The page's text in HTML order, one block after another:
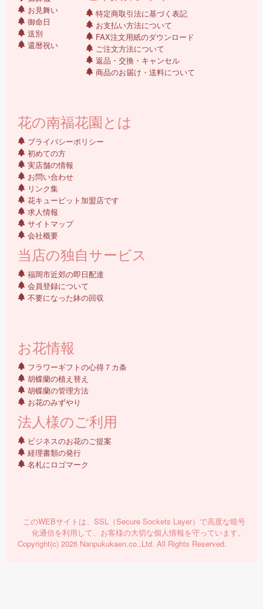
お見舞い
御命日
送別
還暦祝い
特定商取引法に基づく表記
お支払い方法について
FAX注文用紙のダウンロード
ご注文方法について
返品・交換・キャンセル
商品のお届け・送料について
花の南福花園とは
プライバシーポリシー
初めての方
実店舗の情報
お問い合わせ
リンク集
花キューピット加盟店です
求人情報
サイトマップ
会社概要
当店の独自サービス
福岡市近郊の即日配達
会員登録について
不要になった鉢の回収
お花情報
フラワーギフトの心得７カ条
胡蝶蘭の植え替え
胡蝶蘭の管理方法
お花のみずやり
法人様のご利用
ビジネスのお花のご提案
経理書類の発行
名札にロゴマーク
このWEBサイトは、SSL（Secure Sockets Layer）で高度な暗号
化通信を利用して、お客様の大切な個人情報を守っています。
Copyright(c) 2026 Nanpukukaen.co.,Ltd. All Rights Reserved.